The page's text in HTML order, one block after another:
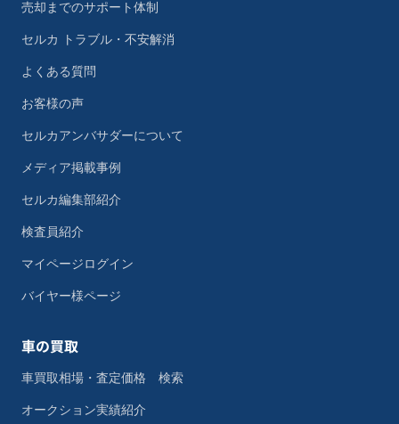
売却までのサポート体制
セルカ トラブル・不安解消
よくある質問
お客様の声
セルカアンバサダーについて
メディア掲載事例
セルカ編集部紹介
検査員紹介
マイページログイン
バイヤー様ページ
車の買取
車買取相場・査定価格 検索
オークション実績紹介